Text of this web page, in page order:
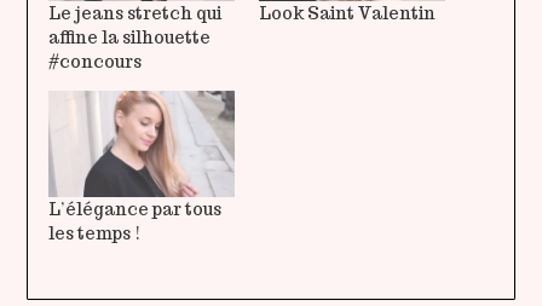
Le jeans stretch qui
affine la silhouette
#concours
Look Saint Valentin
L’élégance par tous
les temps !